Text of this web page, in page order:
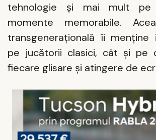
tehnologie și mai mult pe
momente memorabile.
transgenerațională îi menține
pe jucătorii clasici, cât și pe
fiecare glisare și atingere de